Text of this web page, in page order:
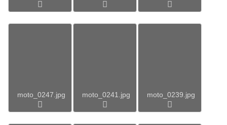
moto_0247.jpg moto_0241.jpg moto_0239.jpg